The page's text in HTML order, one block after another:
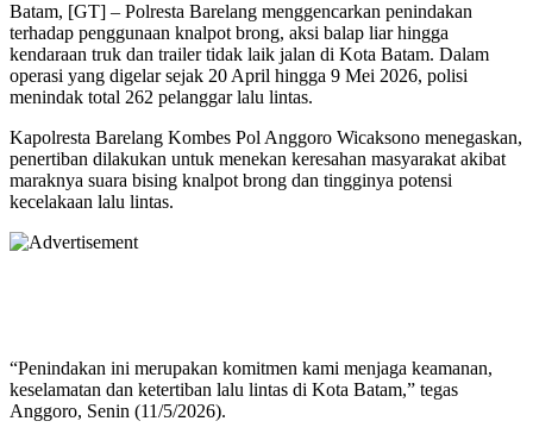
Batam, [GT] – Polresta Barelang menggencarkan penindakan
terhadap penggunaan knalpot brong, aksi balap liar hingga
kendaraan truk dan trailer tidak laik jalan di Kota Batam. Dalam
operasi yang digelar sejak 20 April hingga 9 Mei 2026, polisi
menindak total 262 pelanggar lalu lintas.
Kapolresta Barelang Kombes Pol Anggoro Wicaksono menegaskan,
penertiban dilakukan untuk menekan keresahan masyarakat akibat
maraknya suara bising knalpot brong dan tingginya potensi
kecelakaan lalu lintas.
“Penindakan ini merupakan komitmen kami menjaga keamanan,
keselamatan dan ketertiban lalu lintas di Kota Batam,” tegas
Anggoro, Senin (11/5/2026).